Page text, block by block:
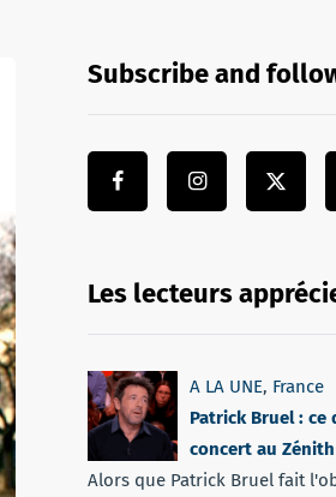
Subscribe and
Les lecteurs
A LA UNE, France
Patrick Bruel : ce
concert au
Alors que Patrick Bruel fait